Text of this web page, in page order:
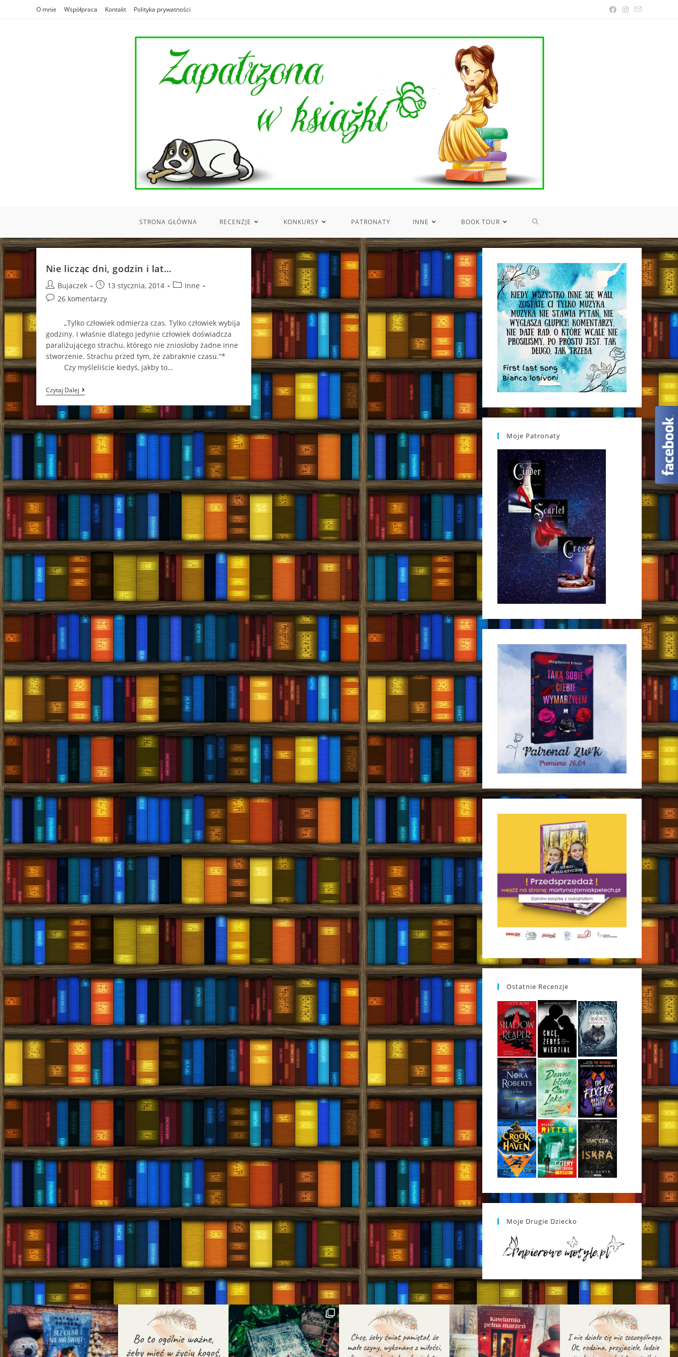
O mnie Współpraca Kontakt Polityka prywatności
STRONA GŁÓWNA RECENZJE KONKURSY PATRONATY INNE BOOK TOUR TOGGLE
SEARCH
Nie licząc dni, godzin i lat…
Post
author:
Bujaczek
Post
published:
13 stycznia, 2014
PostInne
Post26 komentarzy
„Tylko człowiek odmierza czas. Tylko człowiek wybija
godziny. I właśnie dlatego jedynie człowiek doświadcza
paraliżującego strachu, którego nie zniosłoby żadne inne
stworzenie. Strachu przed tym, że zabraknie czasu.”*
Czy myśleliście kiedyś, jakby to…
Czytaj DalejNie
Licząc
Dni,
Godzin
I
Lat…
Moje Patronaty
Ostatnie Recenzje
Moje Drugie Dziecko